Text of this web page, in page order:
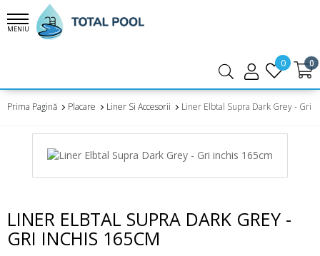
MENIU
0 0
Prima Pagină Placare Liner Si Accesorii Liner Elbtal Supra Dark Grey - Gri
LINER ELBTAL SUPRA DARK GREY -
GRI INCHIS 165CM